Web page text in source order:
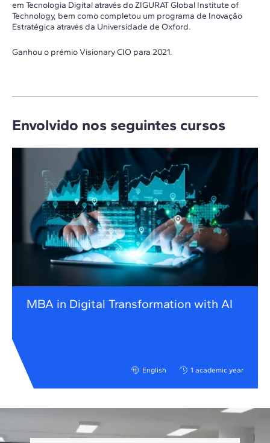
em Tecnologia Digital através do ZIGURAT Global Institute of
Technology, bem como completou um programa de Inovação
Estratégica através da Universidade de Oxford.
Ganhou o prémio Visionary CIO para 2021.
Envolvido nos seguintes cursos
MBA in Digital Transformation with AI
English 1 academic year